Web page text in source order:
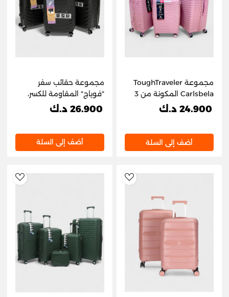
مجموعة ToughTraveler
Carlsbela المكونة من 3
قطع
24.900 د.ك
أضف إلى السلة
مجموعة حقائب سفر
"فوياج" المقاومة للكسر،
مكونة من 3 قطع -
26.900 د.ك
أضف إلى السلة
AddToWishlist